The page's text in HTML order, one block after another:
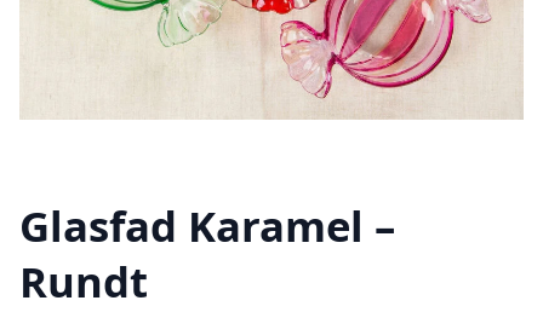
Glasfad Karamel –
Rundt